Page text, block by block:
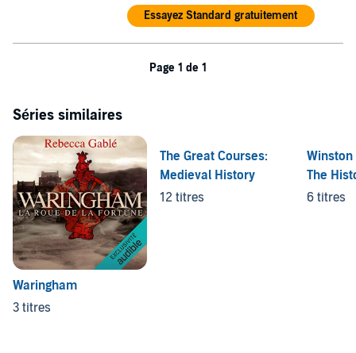
Essayez Standard gratuitement
Page 1 de 1
Séries similaires
Waringham
3 titres
The Great Courses:
Medieval History
12 titres
Winston
The
Second
6 titres